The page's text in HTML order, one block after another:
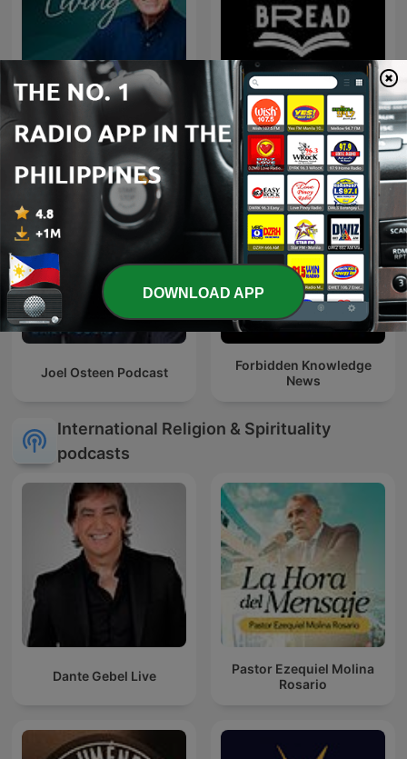
Guidelines For Living on
Oneplace.com
Daily Bread
Joel Osteen Podcast
Forbidden Knowledge
News
International Religion & Spirituality
podcasts
Dante Gebel Live
Pastor Ezequiel Molina
Rosario
DOWNLOAD APP